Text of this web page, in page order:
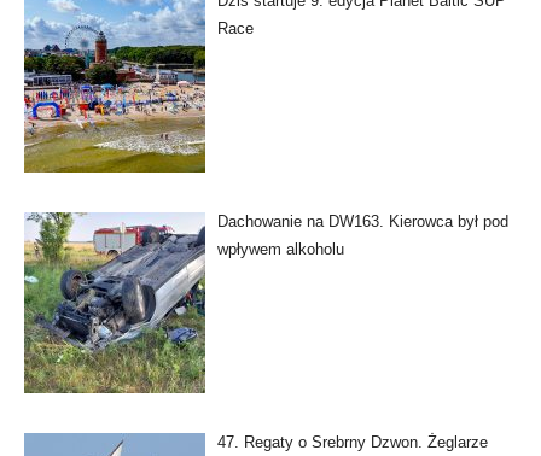
Race
Dachowanie na DW163. Kierowca był pod
wpływem alkoholu
47. Regaty o Srebrny Dzwon. Żeglarze